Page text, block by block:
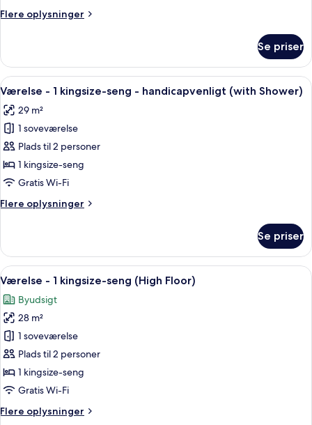
-Flere oplysninger
Flere
-
kingsize-
byudsigt
Se priser
Indlæs
alle
billeder
af
Værelse
-
1
seng
(with
Shower)
Et moderne hotelværelse med en
4
Værelse - 1 kingsize-seng - handicapvenligt (with Shower)
29 m²
1 soveværelse
Plads til 2 personer
1 kingsize-seng
Gratis Wi-Fi
Flere oplysninger
Flere
-
kingsize-
-
handicapvenligt
(with
Shower)
Se priser
Indlæs
alle
billeder
af
Værelse
-
1
kingsize-
(High
En antik lænestol med et blåt pled,
7
Værelse - 1 kingsize-seng (High Floor)
Byudsigt
28 m²
1 soveværelse
Plads til 2 personer
1 kingsize-seng
Gratis Wi-Fi
Flere oplysninger
Flere